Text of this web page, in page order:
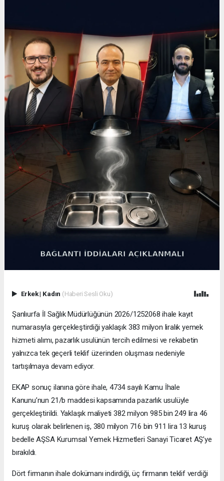
Erkek| Kadın (Haberi Sesli Oku)
Şanlıurfa İl Sağlık Müdürlüğünün 2026/1252068 ihale kayıt
numarasıyla gerçekleştirdiği yaklaşık 383 milyon liralık yemek
hizmeti alımı, pazarlık usulünün tercih edilmesi ve rekabetin
yalnızca tek geçerli teklif üzerinden oluşması nedeniyle
tartışılmaya devam ediyor.
EKAP sonuç ilanına göre ihale, 4734 sayılı Kamu İhale
Kanunu’nun 21/b maddesi kapsamında pazarlık usulüyle
gerçekleştirildi. Yaklaşık maliyeti 382 milyon 985 bin 249 lira 46
kuruş olarak belirlenen iş, 380 milyon 716 bin 911 lira 13 kuruş
bedelle AŞSA Kurumsal Yemek Hizmetleri Sanayi Ticaret AŞ’ye
bırakıldı.
Dört firmanın ihale dokümanı indirdiği, üç firmanın teklif verdiği